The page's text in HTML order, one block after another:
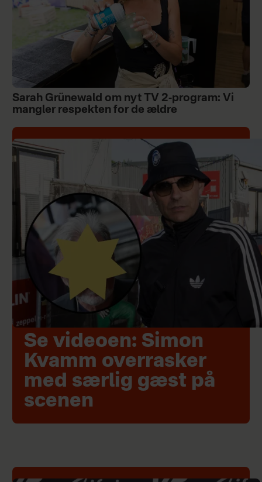
Sarah Grünewald om nyt TV 2-program: Vi
mangler respekten for de ældre
Se videoen: Simon
Kvamm overrasker
med særlig gæst på
scenen